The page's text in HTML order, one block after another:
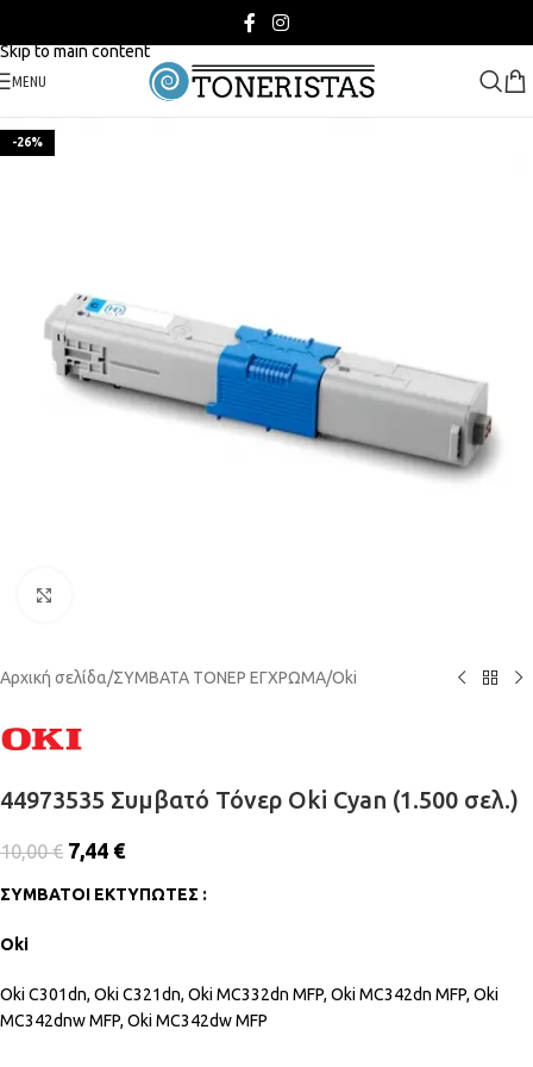
Skip to main content
MENU
-26%
Αρχική σελίδα/ΣΥΜΒΑΤΑ ΤΟΝΕΡ ΕΓΧΡΩΜΑ/Oki
44973535 Συμβατό Τόνερ Oki Cyan (1.500 σελ.)
10,00€ 7,44 €
ΣΥΜΒΑΤΟΙ ΕΚΤΥΠΩΤΕΣ :
Oki
Oki C301dn, Oki C321dn, Oki MC332dn MFP, Oki MC342dn MFP, Oki
MC342dnw MFP, Oki MC342dw MFP